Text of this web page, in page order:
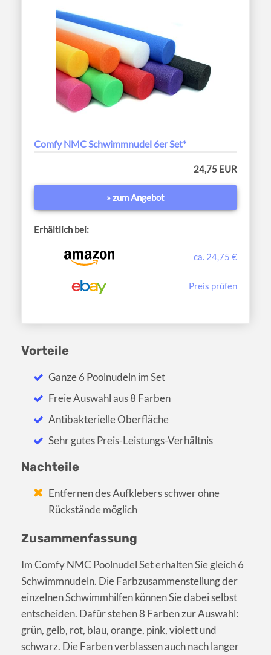
Comfy NMC Schwimmnudel 6er Set*
24,75 EUR
» zum Angebot
Erhältlich bei:
ca. 24,75 €
Preis prüfen
Vorteile
Ganze 6 Poolnudeln im Set
Freie Auswahl aus 8 Farben
Antibakterielle Oberfläche
Sehr gutes Preis-Leistungs-Verhältnis
Nachteile
Entfernen des Aufklebers schwer ohne
Rückstände möglich
Zusammenfassung
Im Comfy NMC Poolnudel Set erhalten Sie gleich 6
Schwimmnudeln. Die Farbzusammenstellung der
einzelnen Schwimmhilfen können Sie dabei selbst
entscheiden. Dafür stehen 8 Farben zur Auswahl:
grün, gelb, rot, blau, orange, pink, violett und
schwarz. Die Farben verblassen auch nach langer